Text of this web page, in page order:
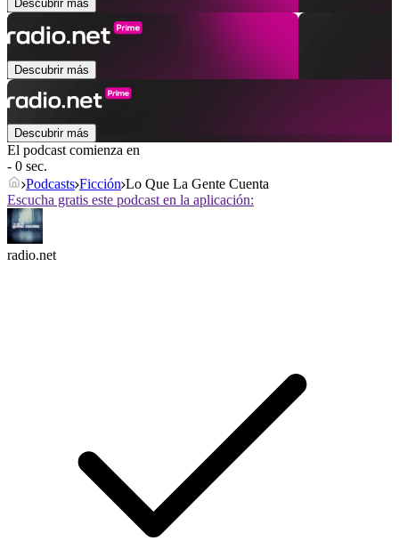
Descubrir más
Descubrir más
Descubrir más
El podcast comienza en
- 0 sec.
Podcasts Ficción Lo Que La Gente Cuenta
Escucha gratis este podcast en la aplicación:
radio.net